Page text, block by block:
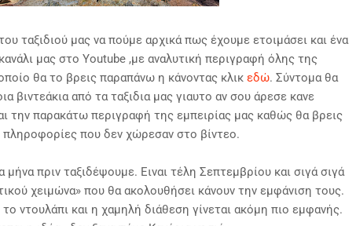
ταξιδιού μας να πούμε αρχικά πως έχουμε ετοιμάσει και ένα
μας στο Youtube ,με αναλυτική περιγραφή όλης της
θα το βρεις παραπάνω η κάνοντας κλικ εδώ. Σύντομα θα
βιντεάκια από τα ταξιδια μας γιαυτο αν σου άρεσε κανε
την παρακάτω περιγραφή της εμπειρίας μας καθώς θα βρεις
που δεν χώρεσαν στο βίντεο.
μήνα πριν ταξιδέψουμε. Ειναι τέλη Σεπτεμβρίου και σιγά σιγά
χειμώνα» που θα ακολουθήσει κάνουν την εμφάνιση τους.
ντουλάπι και η χαμηλή διάθεση γίνεται ακόμη πιο εμφανής.